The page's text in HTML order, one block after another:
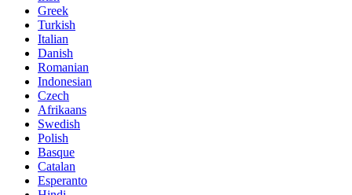
Greek
Turkish
Italian
Danish
Romanian
Indonesian
Czech
Afrikaans
Swedish
Polish
Basque
Catalan
Esperanto